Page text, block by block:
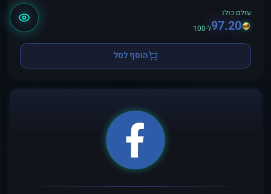
עולם כולו
97.20ל-100
הוסף לסל